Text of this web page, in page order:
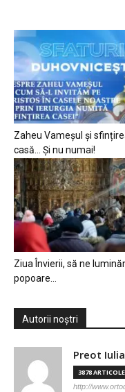
Zaheu Vameșul și
casă… Și nu numai!
Ziua Învierii, să ne
popoare…
Autorii noștri
Preot
3878 ARTICOLE
http://